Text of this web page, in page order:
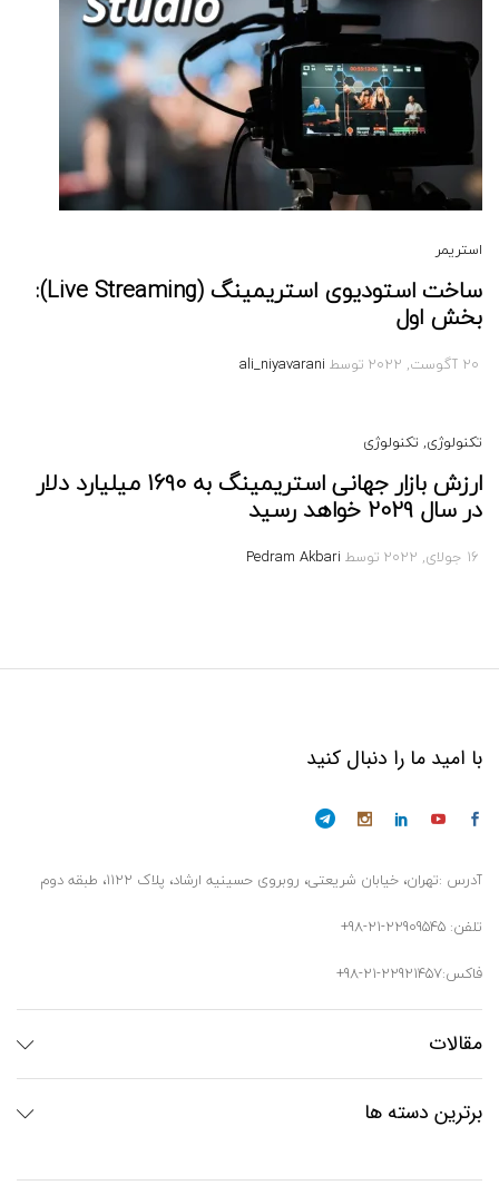
استریمر
ساخت استودیوی استریمینگ (Live Streaming):
بخش اول
20 آگوست, 2022 توسط ali_niyavarani
تکنولوژی, تکنولوژی
ارزش بازار جهانی استریمینگ به 1690 میلیارد دلار
در سال 2029 خواهد رسید
16 جولای, 2022 توسط Pedram Akbari
با امید ما را دنبال کنید
آدرس :تهران، خیابان شریعتی، روبروی حسینیه ارشاد، پلاک ۱۱۲۲، طبقه دوم
تلفن: 22909545-21-98+
فاکس:22921457-21-98+
مقالات
برترین دسته ها